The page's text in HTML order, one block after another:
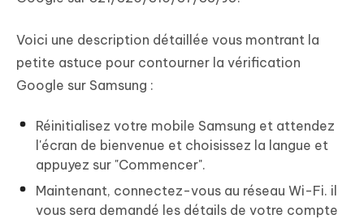
Voici une description détaillée vous montrant la
petite astuce pour contourner la vérification
Google sur Samsung :
Réinitialisez votre mobile Samsung et attendez
l'écran de bienvenue et choisissez la langue et
appuyez sur "Commencer".
Maintenant, connectez-vous au réseau Wi-Fi. il
vous sera demandé les détails de votre compte